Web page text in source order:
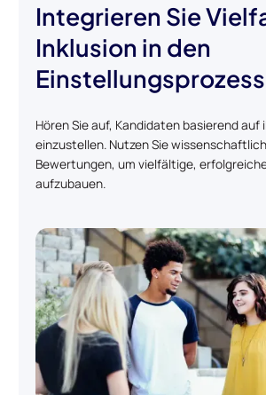
Integrieren Sie
Inklusion in den
Einstellungsprozess
Hören Sie auf, Kandidaten basierend auf
einzustellen. Nutzen Sie
Bewertungen, um vielfältige,
aufzubauen.